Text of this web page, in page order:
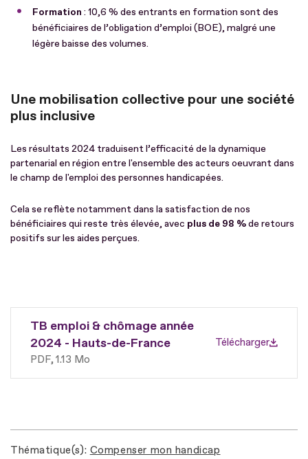
Formation : 10,6 % des entrants en formation sont des
bénéficiaires de l’obligation d’emploi (BOE), malgré une
légère baisse des volumes.
Une mobilisation collective pour une société
plus inclusive
Les résultats 2024 traduisent l’efficacité de la dynamique
partenarial en région entre l'ensemble des acteurs oeuvrant dans
le champ de l'emploi des personnes handicapées.
Cela se reflète notamment dans la satisfaction de nos
bénéficiaires qui reste très élevée, avec plus de 98 %de retours
positifs sur les aides perçues.
TB emploi & chômage année
2024 - Hauts-de-France
PDF 1.13 Mo
Télécharger
Thématique(s) Compenser mon handicap